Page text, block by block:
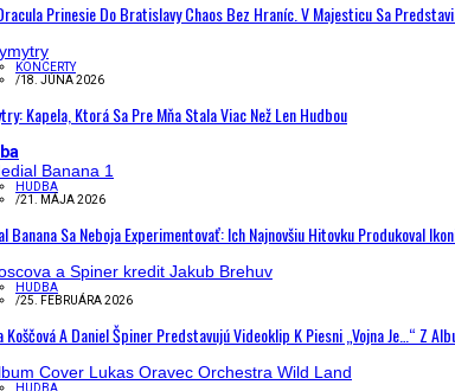
Prinesie Do Bratislavy Chaos Bez Hraníc. V Majesticu Sa
KONCERTY
/18. JÚNA 2026
Kapela, Ktorá Sa Pre Mňa Stala Viac Než Len Hudbou
HUDBA
/21. MÁJA 2026
Banana Sa Neboja Experimentovať: Ich Najnovšiu Hitovku Produkoval
HUDBA
/25. FEBRUÁRA 2026
Koščová A Daniel Špiner Predstavujú Videoklip K Piesni „Vojna Je…“ Z
HUDBA